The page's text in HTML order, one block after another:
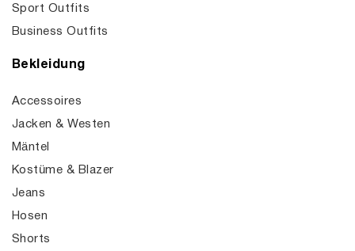
Sport Outfits
Business Outfits
Bekleidung
Accessoires
Jacken & Westen
Mäntel
Kostüme & Blazer
Jeans
Hosen
Shorts